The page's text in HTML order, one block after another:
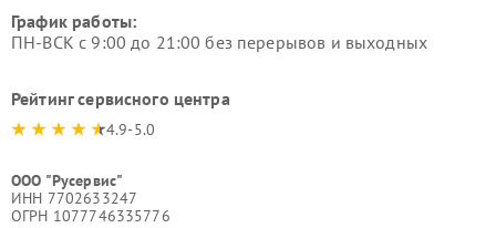
График работы:
ПН-ВСК с 9:00 до 21:00 без перерывов и выходных
Рейтинг сервисного центра
4.9-5.0
ООО "Русервис"
ИНН 7702633247
ОГРН 1077746335776